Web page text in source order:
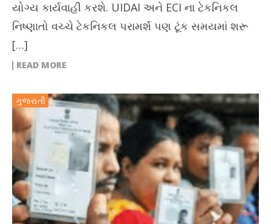
યોગ્ય કાર્યવાહી કરશે. UIDAI અને ECI ના ટેકનિકલ
નિષ્ણાતો વચ્ચે ટેકનિકલ પરામર્શ પણ ટૂંક સમયમાં શરૂ
[…]
READ MORE
ગુજરાતી